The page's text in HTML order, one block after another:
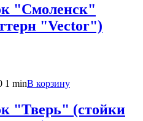
"Смоленск"
"Vector")
В корзину
"Тверь" (стойки